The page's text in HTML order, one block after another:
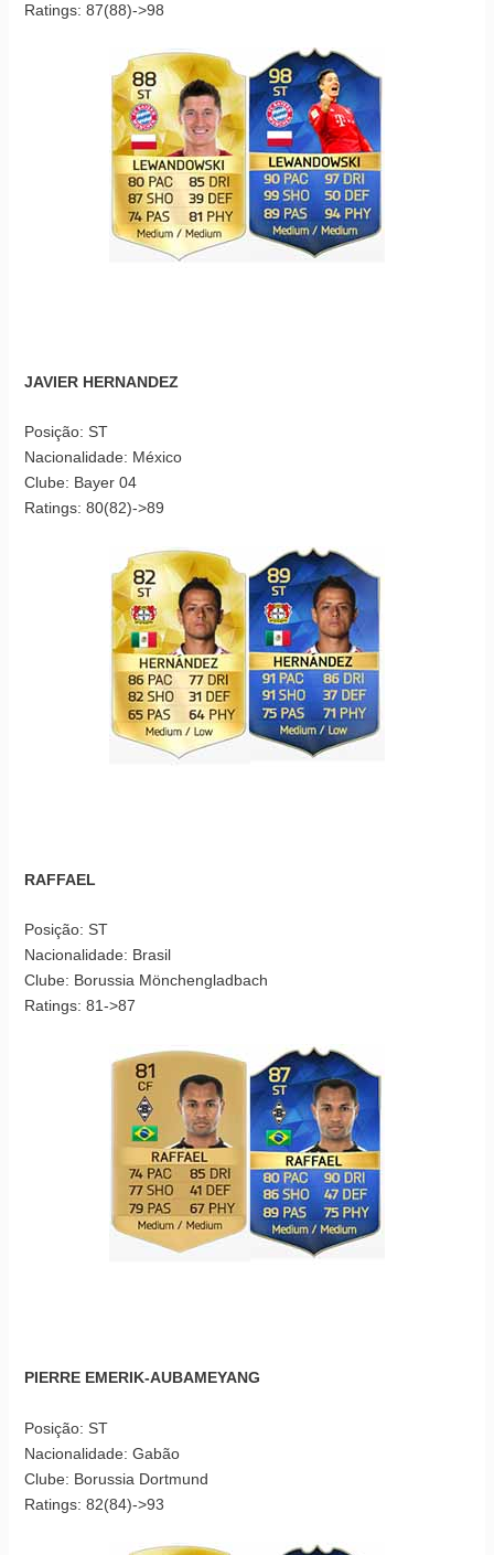
Ratings: 87(88)->98
JAVIER HERNANDEZ
Posição: ST
Nacionalidade: México
Clube: Bayer 04
Ratings: 80(82)->89
RAFFAEL
Posição: ST
Nacionalidade: Brasil
Clube: Borussia Mönchengladbach
Ratings: 81->87
PIERRE EMERIK-AUBAMEYANG
Posição: ST
Nacionalidade: Gabão
Clube: Borussia Dortmund
Ratings: 82(84)->93